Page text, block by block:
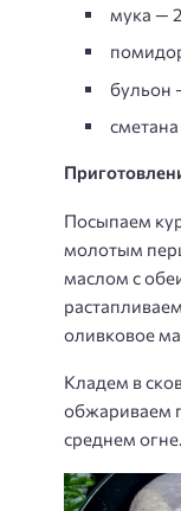
мука — 2
бульон
сметана
Посыпаем
молотым
маслом с
оливковое
Кладем в
обжариваем
среднем огне.